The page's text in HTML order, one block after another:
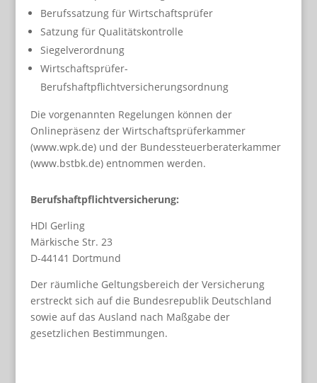
Berufssatzung für Wirtschaftsprüfer
Satzung für Qualitätskontrolle
Siegelverordnung
Wirtschaftsprüfer-
Berufshaftpflichtversicherungsordnung
Die vorgenannten Regelungen können der
Onlinepräsenz der Wirtschaftsprüferkammer
(www.wpk.de) und der Bundessteuerberaterkammer
(www.bstbk.de) entnommen werden.
Berufshaftpflichtversicherung:
HDI Gerling
Märkische Str. 23
D-44141 Dortmund
Der räumliche Geltungsbereich der Versicherung
erstreckt sich auf die Bundesrepublik Deutschland
sowie auf das Ausland nach Maßgabe der
gesetzlichen Bestimmungen.